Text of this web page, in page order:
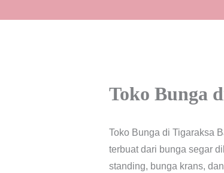
Toko Bunga
Toko Bunga di Tigaraksa
terbuat dari bunga segar
standing, bunga krans,